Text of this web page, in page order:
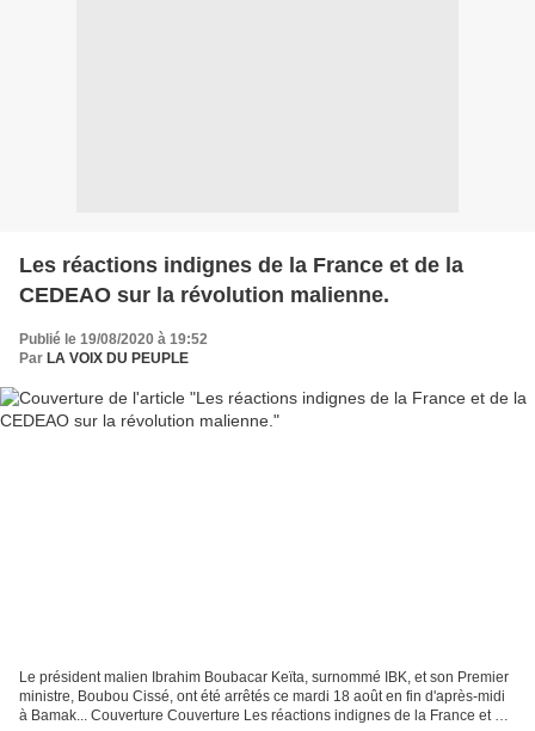
Les réactions indignes de la France et de la
CEDEAO sur la révolution malienne.
Publié le 19/08/2020 à 19:52
Par LA VOIX DU PEUPLE
Le président malien Ibrahim Boubacar Keïta, surnommé IBK, et son Premier
ministre, Boubou Cissé, ont été arrêtés ce mardi 18 août en fin d'après-midi
à Bamak... Couverture Couverture Les réactions indignes de la France et de